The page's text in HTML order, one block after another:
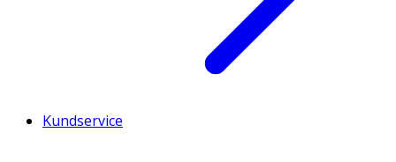
Kundservice